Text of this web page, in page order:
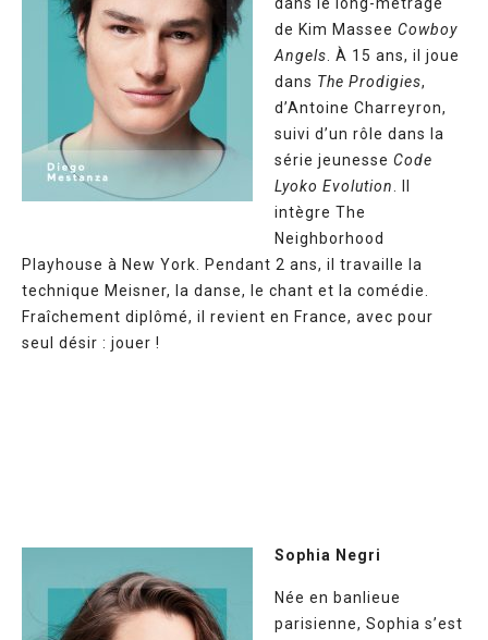
dans le long-métrage
de Kim Massee Cowboy
Angels. À 15 ans, il joue
dans The Prodigies,
d’Antoine Charreyron,
suivi d’un rôle dans la
série jeunesse Code
Lyoko Evolution. Il
intègre The
Neighborhood
Playhouse à New York. Pendant 2 ans, il travaille la
technique Meisner, la danse, le chant et la comédie.
Fraîchement diplômé, il revient en France, avec pour
seul désir : jouer !
Sophia Negri
Née en banlieue
parisienne, Sophia s’est